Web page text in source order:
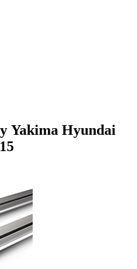
Yakima Hyundai